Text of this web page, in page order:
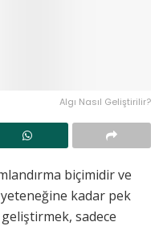
Algı Nasıl Geliştirilir?
biçimidir ve
kadar pek
sadece